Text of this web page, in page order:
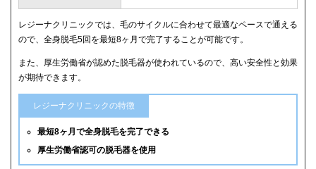
レジーナクリニックでは、毛のサイクルに合わせて最適なペースで通える
ので、全身脱毛5回を最短8ヶ月で完了することが可能です。
また、厚生労働省が認めた脱毛器が使われているので、高い安全性と効果
が期待できます。
レジーナクリニックの特徴
最短8ヶ月で全身脱毛を完了できる
厚生労働省認可の脱毛器を使用